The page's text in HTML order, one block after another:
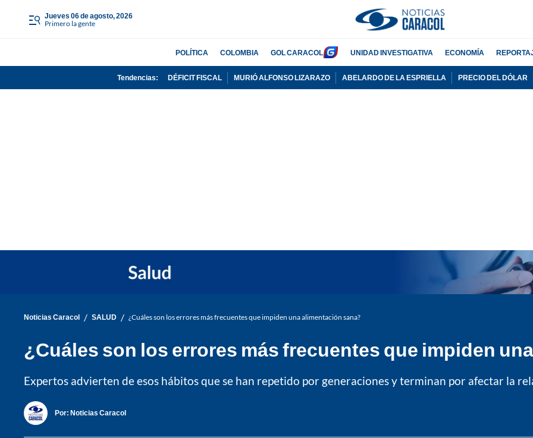
jueves 06 de agosto, 2026
Primero la gente
POLÍTICA COLOMBIA GOL CARACOL UNIDAD INVESTIGATIVA ECONOMÍA
Tendencias: DÉFICIT FISCAL MURIÓ ALFONSO LIZARAZO ABELARDO DE LA ESPRIELLA PRECIO DEL DÓLAR
Noticias Caracol / SALUD / ¿Cuáles son los errores más frecuentes que impiden una alimentación sana?
¿Cuáles son los errores más frecuentes que impiden
Expertos advierten de esos hábitos que se han repetido por generaciones y terminan por afectar la
Por: Noticias Caracol